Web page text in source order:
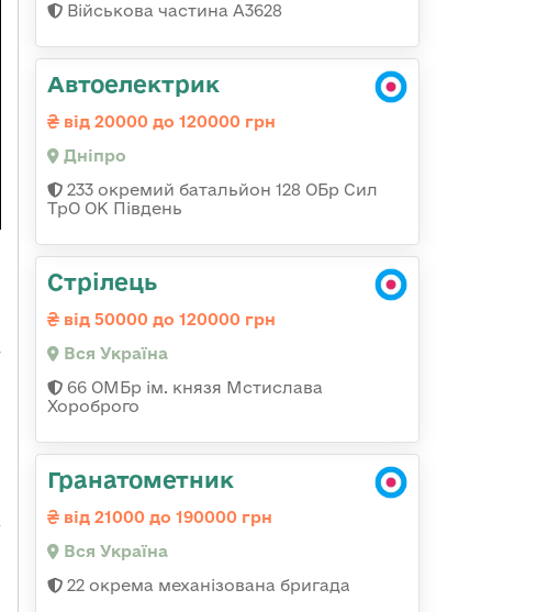
Військова частина А3628
Автоелектрик
від 20000 до 120000 грн
Дніпро
233 окремий батальйон 128 ОБр Сил
ТрО ОК Південь
Стрілець
від 50000 до 120000 грн
Вся Україна
66 ОМБр ім. князя Мстислава
Хороброго
Гранатометник
від 21000 до 190000 грн
Вся Україна
22 окрема механізована бригада